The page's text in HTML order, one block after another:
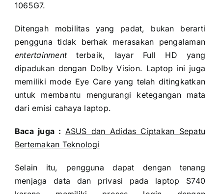
1065G7.
Ditengah mobilitas yang padat, bukan berarti
pengguna tidak berhak merasakan pengalaman
entertainmentterbaik, layar Full HD yang
dipadukan dengan Dolby Vision. Laptop ini juga
memiliki mode Eye Care yang telah ditingkatkan
untuk membantu mengurangi ketegangan mata
dari emisi cahaya laptop.
Baca juga : ASUS dan Adidas Ciptakan Sepatu
Bertemakan Teknologi
Selain itu, pengguna dapat dengan tenang
menjaga data dan privasi pada laptop S740